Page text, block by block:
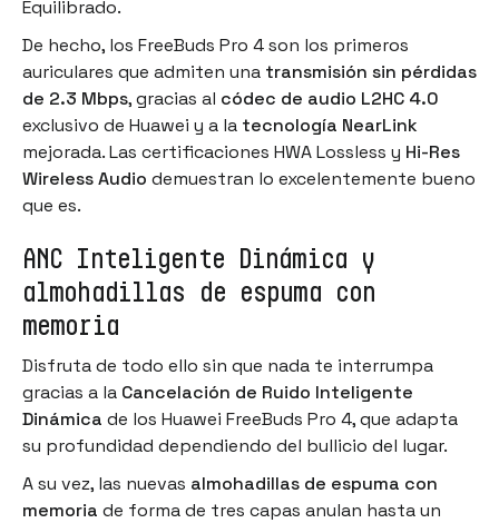
Equilibrado.
De hecho, los FreeBuds Pro 4 son los primeros
auriculares que admiten una transmisión sin pérdidas
de 2.3 Mbps, gracias al códec de audio L2HC 4.0
exclusivo de Huawei y a la tecnología NearLink
mejorada. Las certificaciones HWA Lossless y Hi-Res
Wireless Audio demuestran lo excelentemente bueno
que es.
ANC Inteligente Dinámica y
almohadillas de espuma con
memoria
Disfruta de todo ello sin que nada te interrumpa
gracias a la Cancelación de Ruido Inteligente
Dinámica de los Huawei FreeBuds Pro 4, que adapta
su profundidad dependiendo del bullicio del lugar.
A su vez, las nuevas almohadillas de espuma con
memoria de forma de tres capas anulan hasta un